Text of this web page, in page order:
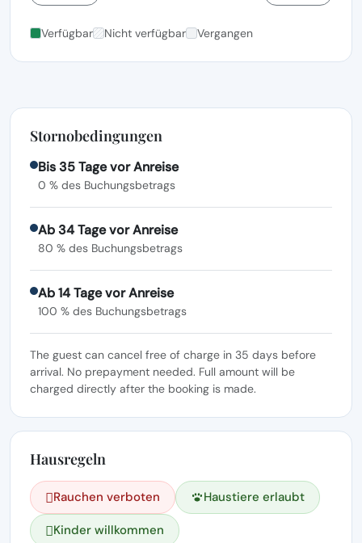
Verfügbar Nicht verfügbar Vergangen
Stornobedingungen
Bis 35 Tage vor Anreise
0 % des Buchungsbetrags
Ab 34 Tage vor Anreise
80 % des Buchungsbetrags
Ab 14 Tage vor Anreise
100 % des Buchungsbetrags
The guest can cancel free of charge in 35 days before
arrival. No prepayment needed. Full amount will be
charged directly after the booking is made.
Hausregeln
Rauchen verboten Haustiere erlaubt
Kinder willkommen